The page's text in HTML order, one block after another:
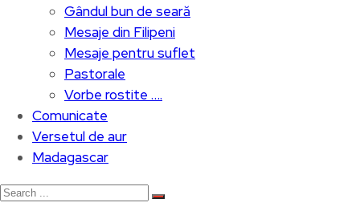
Gândul bun de seară
Mesaje din Filipeni
Mesaje pentru suflet
Pastorale
Vorbe rostite ….
Comunicate
Versetul de aur
Madagascar